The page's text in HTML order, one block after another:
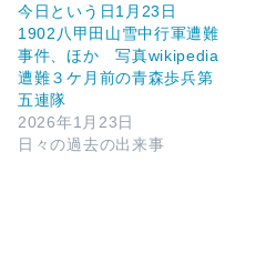
今日という日1月23日
1902八甲田山雪中行軍遭難
事件、ほか 写真wikipedia
遭難３ケ月前の青森歩兵第
五連隊
2026年1月23日
日々の過去の出来事